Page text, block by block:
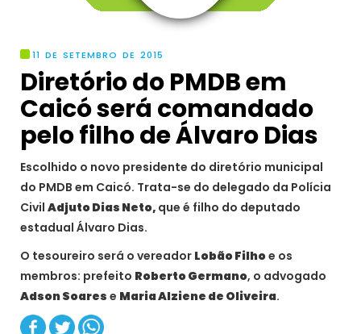
11 DE SETEMBRO DE 2015
Diretório do PMDB em
Caicó será comandado
pelo filho de Álvaro Dias
Escolhido o novo presidente do diretório municipal
do PMDB em Caicó. Trata-se do delegado da Polícia
Civil Adjuto Dias Neto, que é filho do deputado
estadual Álvaro Dias.
O tesoureiro será o vereador Lobão Filho e os
membros: prefeito Roberto Germano, o advogado
Adson Soares e Maria Alziene de Oliveira.